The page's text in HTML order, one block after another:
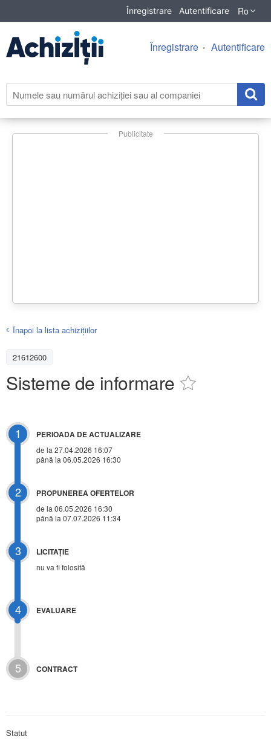
Înregistrare Autentificare Ro
Înregistrare Autentificare
Publicitate
Înapoi la lista achiziţiilor
21612600
Sisteme de informare
1 PERIOADA DE ACTUALIZARE
de la 27.04.2026 16:07
până la 06.05.2026 16:30
2 PROPUNEREA OFERTELOR
de la 06.05.2026 16:30
până la 07.07.2026 11:34
3 LICITAŢIE
nu va fi folosită
4 EVALUARE
5 CONTRACT
Statut